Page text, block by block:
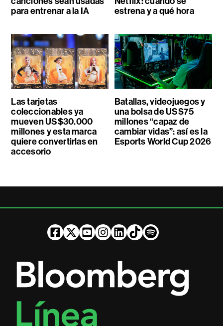
para entrenar a la IA
estrena y a qué hora
Las tarjetas
coleccionables ya
mueven US$30.000
millones y esta marca
quiere convertirlas en
accesorio
Batallas, videojuegos y
una bolsa de US$75
millones “capaz de
cambiar vidas”: así es la
Esports World Cup 2026